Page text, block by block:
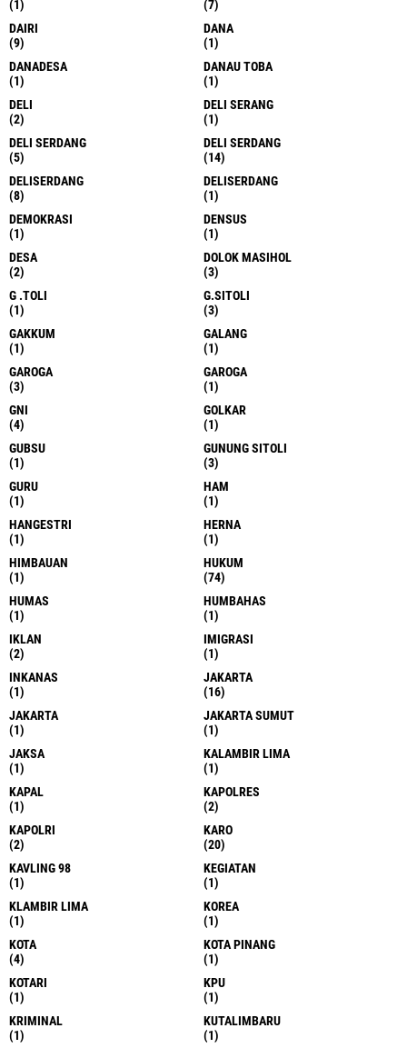
(1)
(7)
DAIRI
(9)
DANA
(1)
DANADESA
(1)
DANAU TOBA
(1)
DELI
(2)
DELI SERANG
(1)
DELI SERDANG
(5)
DELI SERDANG
(14)
DELISERDANG
(8)
DELISERDANG
(1)
DEMOKRASI
(1)
DENSUS
(1)
DESA
(2)
DOLOK MASIHOL
(3)
G .TOLI
(1)
G.SITOLI
(3)
GAKKUM
(1)
GALANG
(1)
GAROGA
(3)
GAROGA
(1)
GNI
(4)
GOLKAR
(1)
GUBSU
(1)
GUNUNG SITOLI
(3)
GURU
(1)
HAM
(1)
HANGESTRI
(1)
HERNA
(1)
HIMBAUAN
(1)
HUKUM
(74)
HUMAS
(1)
HUMBAHAS
(1)
IKLAN
(2)
IMIGRASI
(1)
INKANAS
(1)
JAKARTA
(16)
JAKARTA
(1)
JAKARTA SUMUT
(1)
JAKSA
(1)
KALAMBIR LIMA
(1)
KAPAL
(1)
KAPOLRES
(2)
KAPOLRI
(2)
KARO
(20)
KAVLING 98
(1)
KEGIATAN
(1)
KLAMBIR LIMA
(1)
KOREA
(1)
KOTA
(4)
KOTA PINANG
(1)
KOTARI
(1)
KPU
(1)
KRIMINAL
(1)
KUTALIMBARU
(1)